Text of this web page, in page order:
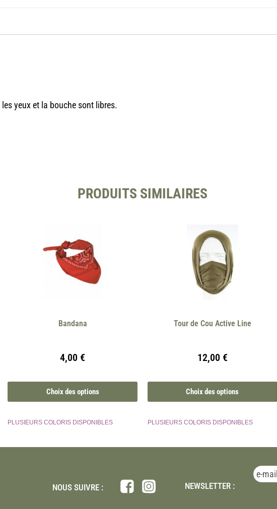
yeux et la bouche sont libres.
PRODUITS SIMILAIRES
Bandana
4,00 €
Choix des options
PLUSIEURS COLORIS DISPONIBLES
Tour de Cou Active Line
12,00 €
Choix des options
PLUSIEURS COLORIS DISPONIBLES
NOUS SUIVRE : NEWSLETTER :